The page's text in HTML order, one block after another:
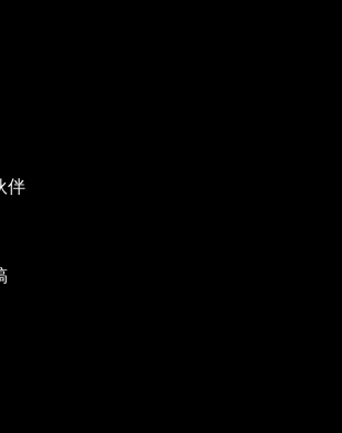
Idea with Kaushik Basu
Financial Fault Lines
Outlook
Innovation Nation
伴